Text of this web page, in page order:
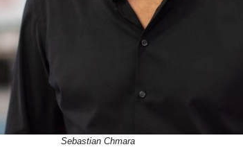
Sebastian Chmara